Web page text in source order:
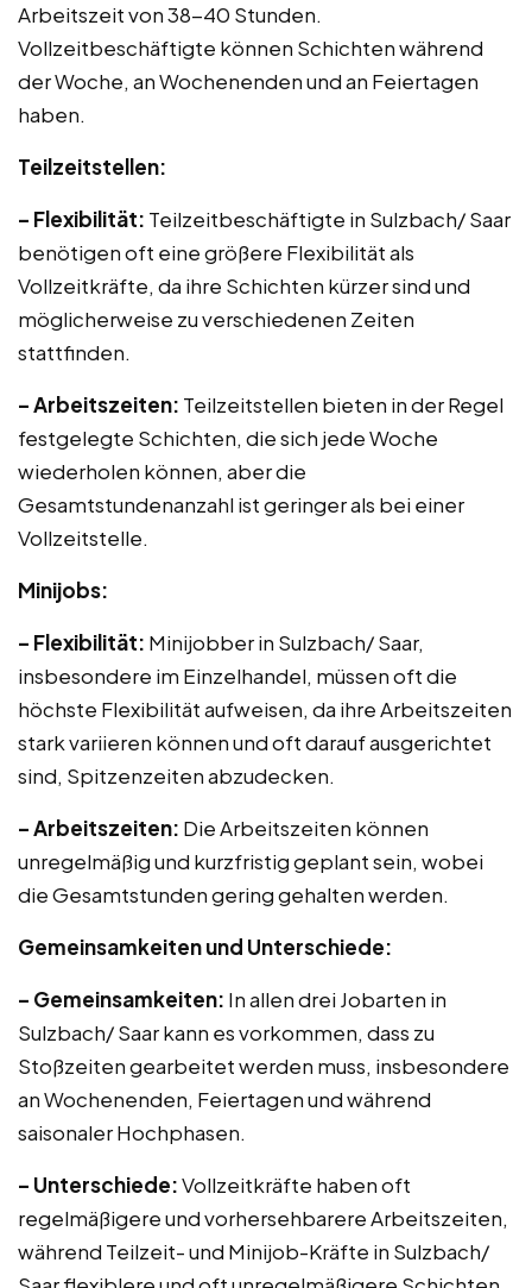
Arbeitszeit von 38-40 Stunden.
Vollzeitbeschäftigte können Schichten während
der Woche, an Wochenenden und an Feiertagen
haben.
Teilzeitstellen:
– Flexibilität: Teilzeitbeschäftigte in Sulzbach/ Saar
benötigen oft eine größere Flexibilität als
Vollzeitkräfte, da ihre Schichten kürzer sind und
möglicherweise zu verschiedenen Zeiten
stattfinden.
– Arbeitszeiten: Teilzeitstellen bieten in der Regel
festgelegte Schichten, die sich jede Woche
wiederholen können, aber die
Gesamtstundenanzahl ist geringer als bei einer
Vollzeitstelle.
Minijobs:
– Flexibilität: Minijobber in Sulzbach/ Saar,
insbesondere im Einzelhandel, müssen oft die
höchste Flexibilität aufweisen, da ihre Arbeitszeiten
stark variieren können und oft darauf ausgerichtet
sind, Spitzenzeiten abzudecken.
– Arbeitszeiten: Die Arbeitszeiten können
unregelmäßig und kurzfristig geplant sein, wobei
die Gesamtstunden gering gehalten werden.
Gemeinsamkeiten und Unterschiede:
– Gemeinsamkeiten: In allen drei Jobarten in
Sulzbach/ Saar kann es vorkommen, dass zu
Stoßzeiten gearbeitet werden muss, insbesondere
an Wochenenden, Feiertagen und während
saisonaler Hochphasen.
– Unterschiede:Vollzeitkräfte haben oft
regelmäßigere und vorhersehbarere Arbeitszeiten,
während Teilzeit- und Minijob-Kräfte in Sulzbach/